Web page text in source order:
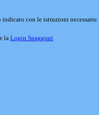
con le istruzioni necessarie.
la Login Spaggiari